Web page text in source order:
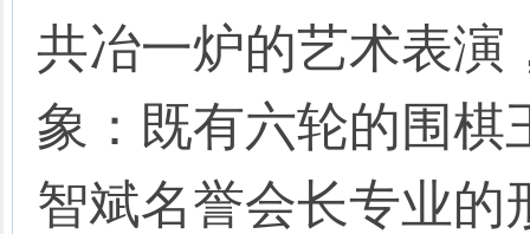
共冶一炉的艺术表演
象：既有六轮的围棋
智斌名誉会长专业的